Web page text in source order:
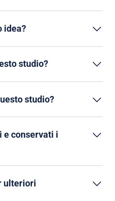
idea?
studio?
studio?
e conservati i
ulteriori